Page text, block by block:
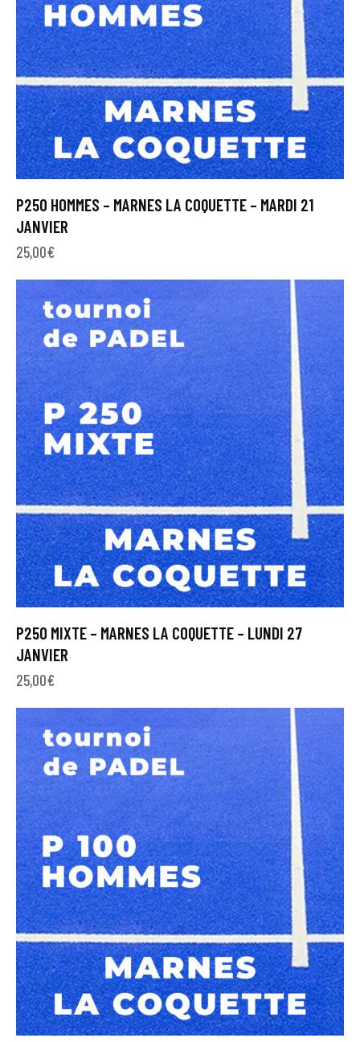
P250 HOMMES – MARNES LA COQUETTE – MARDI 21
JANVIER
25,00€
P250 MIXTE – MARNES LA COQUETTE – LUNDI 27
JANVIER
25,00€